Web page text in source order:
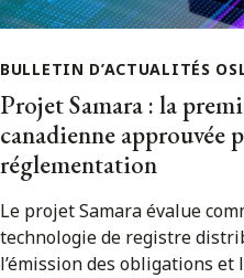
BULLETIN D’ACTUALITÉS
Projet Samara : la
canadienne approuvée
réglementation
Le projet Samara évalue
technologie de registre
l’émission des obligations et